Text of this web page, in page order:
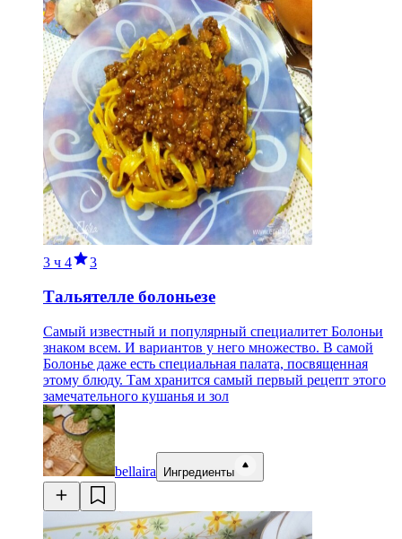
3 ч 4 3
Тальятелле болоньезе
Самый известный и популярный специалитет Болоньи
знаком всем. И вариантов у него множество. В самой
Болонье даже есть специальная палата, посвященная
этому блюду. Там хранится самый первый рецепт этого
замечательного кушанья и зол
bellaira Ингредиенты